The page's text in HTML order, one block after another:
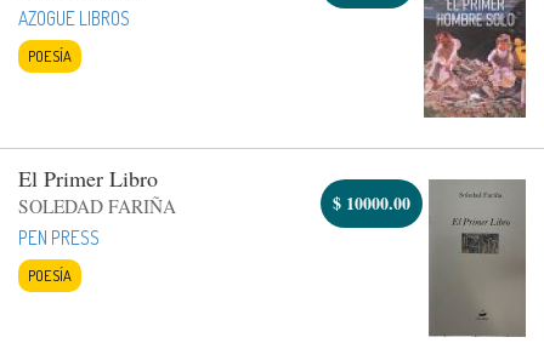
AZOGUE LIBROS
POESÍA
El Primer Libro
SOLEDAD FARIÑA
PEN PRESS
POESÍA
$ 10000.00